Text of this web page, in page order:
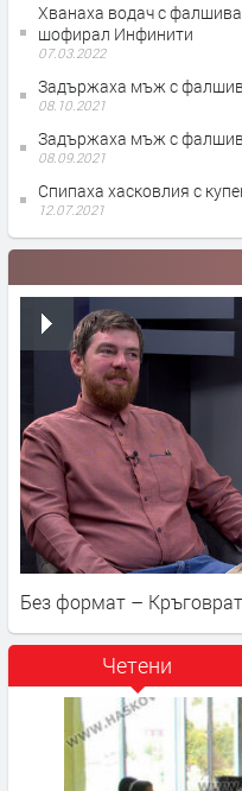
Хванаха водач с
шофирал Инфинити
07.03.2022
Задържаха мъж с
08.10.2021
Задържаха мъж с
08.09.2021
Спипаха хасковлия с
12.07.2021
Без формат –
Четени